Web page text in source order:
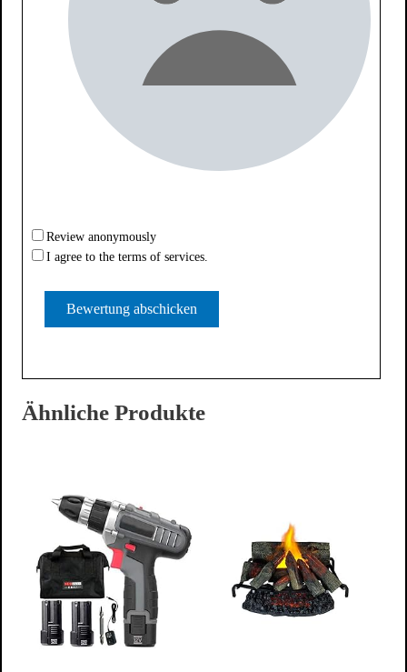
Review anonymously
I agree to the terms of services.
Ähnliche Produkte